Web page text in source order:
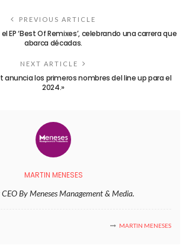
PREVIOUS ARTICLE
EP ‘Best Of Remixes’, celebrando una carrera que
abarca décadas.
NEXT ARTICLE
anuncia los primeros nombres del line up para el
2024.»
MARTIN MENESES
By Meneses Management & Media.
MARTIN MENESES